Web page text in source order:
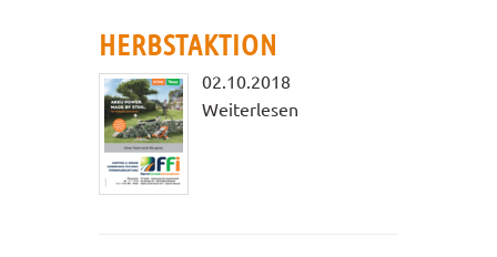
HERBSTAKTION
02.10.2018
Weiterlesen